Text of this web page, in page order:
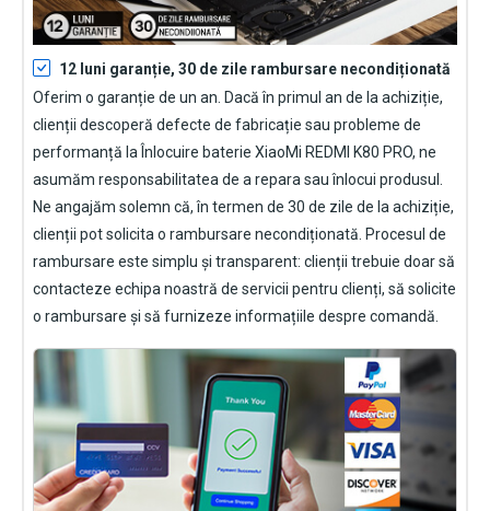
12 luni garanție, 30 de zile rambursare necondiționată
Oferim o garanție de un an. Dacă în primul an de la achiziție,
clienții descoperă defecte de fabricație sau probleme de
performanță laÎnlocuire baterie XiaoMi REDMI K80 PRO, ne
asumăm responsabilitatea de a repara sau înlocui produsul.
Ne angajăm solemn că, în termen de 30 de zile de la achiziție,
clienții pot solicita o rambursare necondiționată. Procesul de
rambursare este simplu și transparent: clienții trebuie doar să
contacteze echipa noastră de servicii pentru clienți, să solicite
o rambursare și să furnizeze informațiile despre comandă.